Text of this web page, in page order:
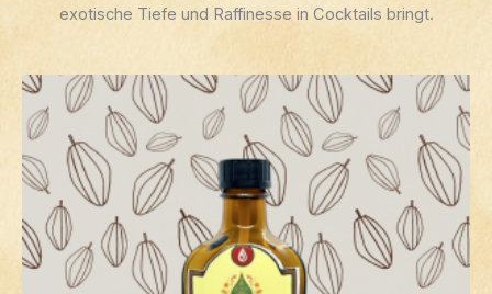
exotische Tiefe und Raffinesse in Cocktails bringt.